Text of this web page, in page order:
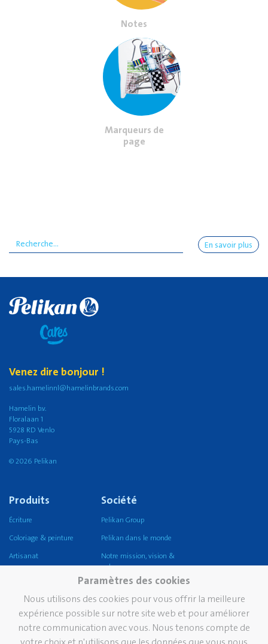
Notes
Marqueurs de
page
En savoir plus
Venez dire bonjour !
sales.hamelinnl@hamelinbrands.com
Hamelin b.v.
Floralaan 1
5928 RD Venlo
Pays-Bas
© 2026 Pelikan
Produits
Écriture
Coloriage & peinture
Artisanat
Bureau
Société
Pelikan Group
Pelikan dans le monde
Notre mission, vision &
valeurs
Durabilité
Pelikan TintenTurm
Paramètres des cookies
Nous utilisons des cookies pour vous offrir la meilleure
expérience possible sur notre site web et pour améliorer
notre communication avec vous. Nous tenons compte de